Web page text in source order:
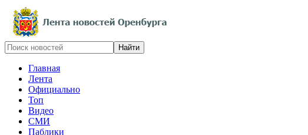
Главная
Лента
Официально
Топ
Видео
СМИ
Паблики